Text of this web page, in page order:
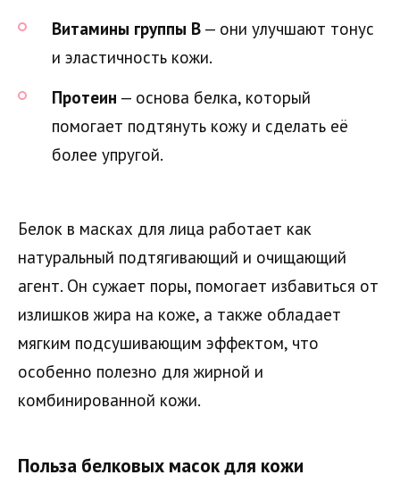
Витамины группы B — они улучшают тонус
и эластичность кожи.
Протеин — основа белка, который
помогает подтянуть кожу и сделать её
более упругой.
Белок в масках для лица работает как
натуральный подтягивающий и очищающий
агент. Он сужает поры, помогает избавиться от
излишков жира на коже, а также обладает
мягким подсушивающим эффектом, что
особенно полезно для жирной и
комбинированной кожи.
Польза белковых масок для кожи